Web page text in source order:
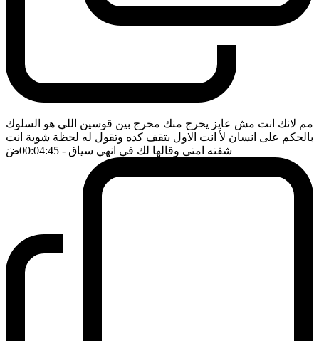
مم لانك انت مش عايز يخرج منك مخرج بين قوسين اللي هو السلوك
بالحكم على انسان لأ انت الاول بتقف كده وتقول له لحظة شوية انت
شفته امتى وقالها لك في انهي سياق - 00:04:45 ضَ